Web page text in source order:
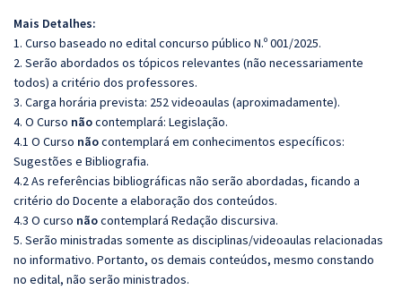
Mais Detalhes:
1. Curso baseado no edital concurso público N.º 001/2025.
2. Serão abordados os tópicos relevantes (não necessariamente
todos) a critério dos professores.
3. Carga horária prevista: 252 videoaulas (aproximadamente).
4. O Curso nãocontemplará: Legislação.
4.1 O Curso nãocontemplará em conhecimentos específicos:
Sugestões e Bibliografia.
4.2 As referências bibliográficas não serão abordadas, ficando a
critério do Docente a elaboração dos conteúdos.
4.3 O curso nãocontemplará Redação discursiva.
5. Serão ministradas somente as disciplinas/videoaulas relacionadas
no informativo. Portanto, os demais conteúdos, mesmo constando
no edital, não serão ministrados.